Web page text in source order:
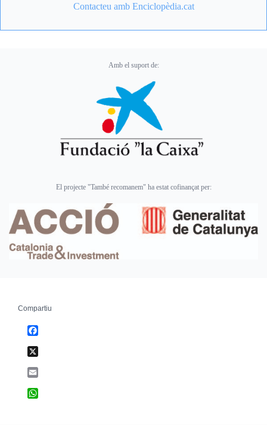
Contacteu amb Enciclopèdia.cat
Amb el suport de:
El projecte "També recomanem" ha estat cofinançat per:
Compartiu